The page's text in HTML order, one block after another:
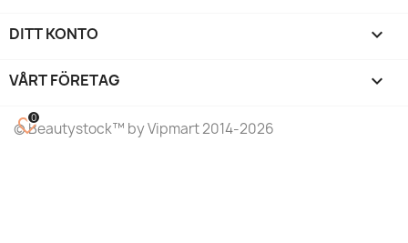
DITT KONTO 
VÅRT FÖRETAG keyboard_arrow_down
©Beautystock™ by Vipmart 2014-2026
favorite_border
0